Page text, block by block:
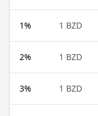
1% 1 BZD
2% 1 BZD
3% 1 BZD